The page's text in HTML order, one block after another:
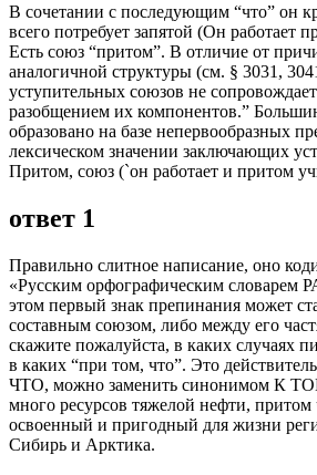
В сочетании с последующим “что” он
всего потребует запятой (Он работает
Есть союз “притом”. В отличие от
аналогичной структуры (см. § 3031,
уступительных союзов не
разобщением их компонентов.”
образовано на базе непервообразных
лексическом значении заключающих
Притом, союз (`он работает и притом
ответ 1
Правильно слитное написание, оно
«Русским орфографическим словарем
этом первый знак препинания может
составным союзом, либо между его
скажите пожалуйста, в каких случаях
в каких “при том, что”. Это
ЧТО, можно заменить синонимом К
много ресурсов тяжелой нефти, притом
освоенный и пригодный для жизни
Сибирь и Арктика.